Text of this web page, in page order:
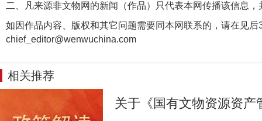
二、凡来源非文物网的新闻（作品）只代表本网传播该信息
如因作品内容、版权和其它问题需要同本网联系的，请在见后
chief_editor@wenwuchina.com
相关推荐
关于《国有文物资源资